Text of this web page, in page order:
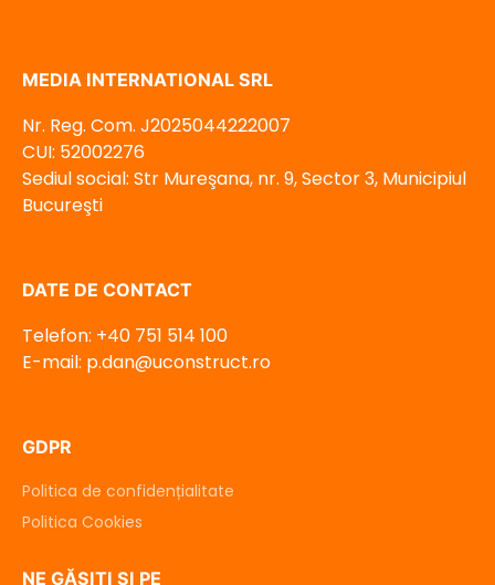
MEDIA INTERNATIONAL SRL
Nr. Reg. Com. J2025044222007
CUI: 52002276
Sediul social: Str Mureşana, nr. 9, Sector 3, Municipiul
Bucureşti
DATE DE CONTACT
Telefon: +40 751 514 100
E-mail: p.dan@uconstruct.ro
GDPR
Politica de confidențialitate
Politica Cookies
NE GĂSIȚI ȘI PE